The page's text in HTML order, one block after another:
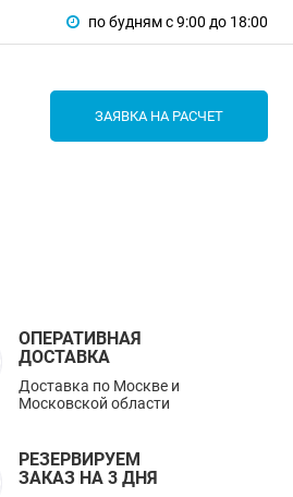
по будням с 9:00 до 18:00
ЗАЯВКА НА РАСЧЕТ
ОПЕРАТИВНАЯ
ДОСТАВКА
Доставка по Москве и
Московской области
РЕЗЕРВИРУЕМ
ЗАКАЗ НА 3 ДНЯ